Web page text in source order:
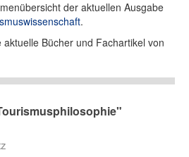
der aktuellen Ausgabe
.
Bücher und Fachartikel von